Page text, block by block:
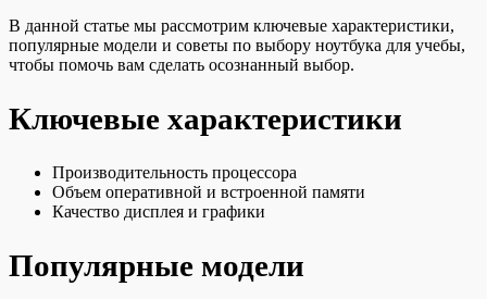
В данной статье мы рассмотрим ключевые характеристики,
популярные модели и советы по выбору ноутбука для учебы,
чтобы помочь вам сделать осознанный выбор.
Ключевые характеристики
Производительность процессора
Объем оперативной и встроенной памяти
Качество дисплея и графики
Популярные модели